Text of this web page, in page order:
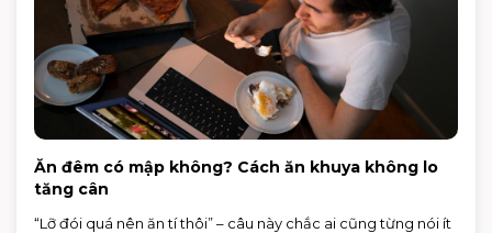
Ăn đêm có mập không? Cách ăn khuya không lo
tăng cân
“Lỡ đói quá nên ăn tí thôi” – câu này chắc ai cũng từng nói ít